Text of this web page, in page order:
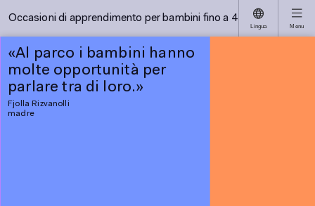
Occasioni di apprendimento per bambini fino a 4 anni
Lingua Menu
in cui viviamo
offre
interessanti
desidera
«Al parco i bambini hanno
molte opportunità per
parlare tra di loro.»
Fjolla Rizvanolli
madre